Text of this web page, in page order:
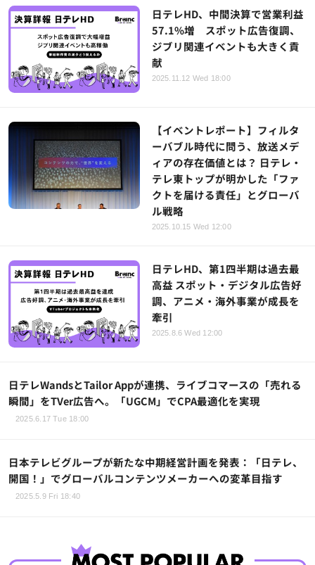
日テレHD、中間決算で営業利益
57.1%増 スポット広告復調、
ジブリ関連イベントも大きく貢
献
2025.11.12 Wed 18:00
【イベントレポート】フィルタ
ーバブル時代に問う、放送メデ
ィアの存在価値とは？ 日テレ・
テレ東トップが明かした「ファ
クトを届ける責任」とグローバ
ル戦略
2025.10.15 Wed 12:00
日テレHD、第1四半期は過去最
高益 スポット・デジタル広告好
調、アニメ・海外事業が成長を
牽引
2025.8.6 Wed 12:00
日テレWandsとTailor Appが連携、ライブコマースの「売れる
瞬間」をTVer広告へ。「UGCM」でCPA最適化を実現
2025.6.17 Tue 18:00
日本テレビグループが新たな中期経営計画を発表：「日テレ、
開国！」でグローバルコンテンツメーカーへの変革目指す
2025.5.9 Fri 18:40